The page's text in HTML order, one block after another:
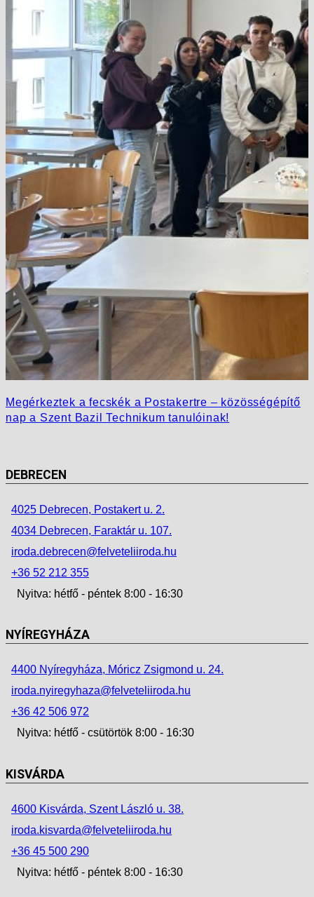
Megérkeztek a fecskék a Postakertre – közösségépítő
nap a Szent Bazil Technikum tanulóinak!
DEBRECEN
4025 Debrecen, Postakert u. 2.
4034 Debrecen, Faraktár u. 107.
iroda.debrecen@felveteliiroda.hu
+36 52 212 355
Nyitva: hétfő - péntek 8:00 - 16:30
NYÍREGYHÁZA
4400 Nyíregyháza, Móricz Zsigmond u. 24.
iroda.nyiregyhaza@felveteliiroda.hu
+36 42 506 972
Nyitva: hétfő - csütörtök 8:00 - 16:30
KISVÁRDA
4600 Kisvárda, Szent László u. 38.
iroda.kisvarda@felveteliiroda.hu
+36 45 500 290
Nyitva: hétfő - péntek 8:00 - 16:30